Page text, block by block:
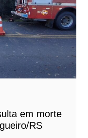
em morte
RS